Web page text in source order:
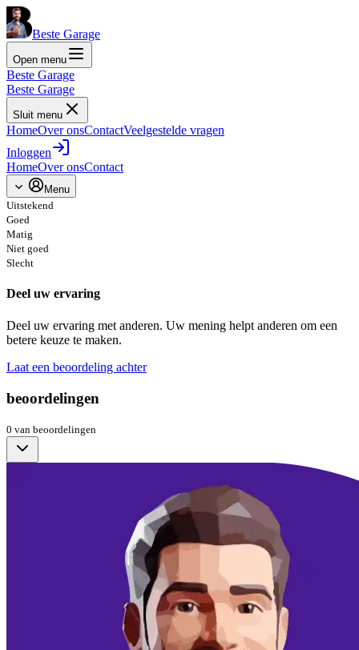
Beste Garage
Open menu
Beste Garage
Beste Garage
Sluit menu
HomeOver onsContactVeelgestelde vragen
Inloggen
HomeOver onsContact
Menu
Uitstekend
Goed
Matig
Niet goed
Slecht
Deel uw ervaring
Deel uw ervaring met anderen. Uw mening helpt anderen om een
betere keuze te maken.
Laat een beoordeling achter
beoordelingen
0 van beoordelingen